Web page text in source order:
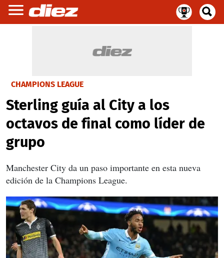
CHAMPIONS LEAGUE
Sterling guía al City a los
octavos de final como líder de
grupo
Manchester City da un paso importante en esta nueva
edición de la Champions League.